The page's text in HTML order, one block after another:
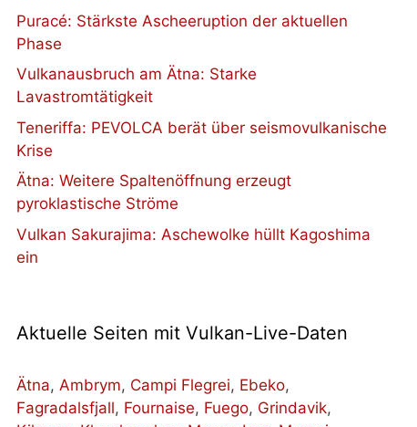
Puracé: Stärkste Ascheeruption der aktuellen
Phase
Vulkanausbruch am Ätna: Starke
Lavastromtätigkeit
Teneriffa: PEVOLCA berät über seismovulkanische
Krise
Ätna: Weitere Spaltenöffnung erzeugt
pyroklastische Ströme
Vulkan Sakurajima: Aschewolke hüllt Kagoshima
ein
Aktuelle Seiten mit Vulkan-Live-Daten
Ätna, Ambrym, Campi Flegrei, Ebeko,
Fagradalsfjall, Fournaise, Fuego, Grindavik,